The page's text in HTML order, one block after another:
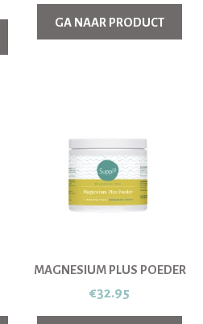
GA NAAR PRODUCT
MAGNESIUM PLUS POEDER
€32.95